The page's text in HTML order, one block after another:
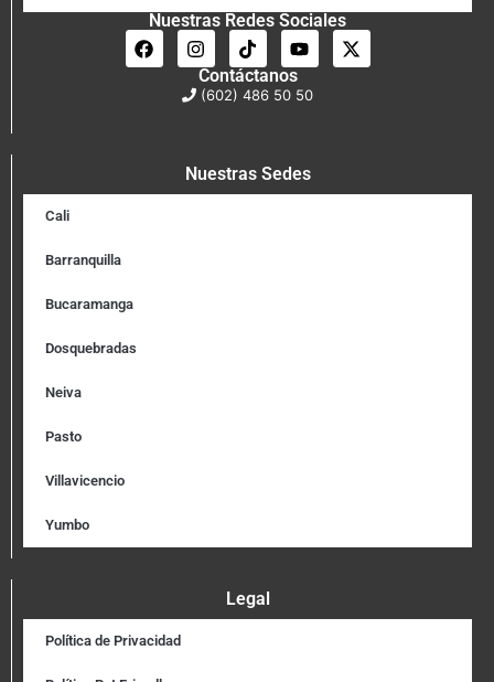
Nuestras Redes Sociales
Contáctanos
(602) 486 50 50
Nuestras Sedes
Cali
Barranquilla
Bucaramanga
Dosquebradas
Neiva
Pasto
Villavicencio
Yumbo
Legal
Política de Privacidad